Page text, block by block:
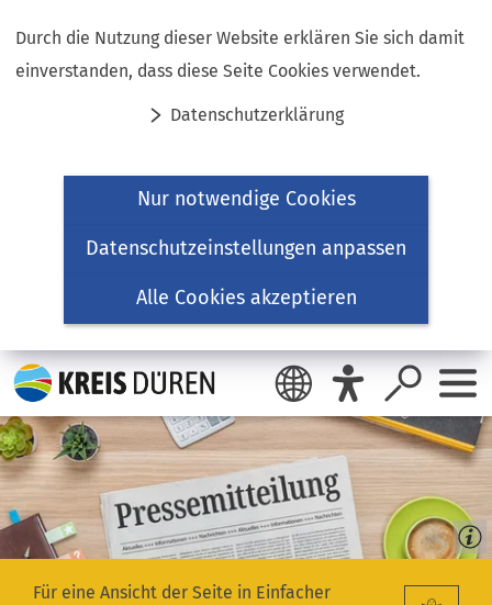
Durch die Nutzung dieser Website erklären Sie sich damit
einverstanden, dass diese Seite Cookies verwendet.
Datenschutzerklärung
Nur notwendige Cookies
Datenschutzeinstellungen anpassen
Alle Cookies akzeptieren
Inhalt anspringen
Für eine Ansicht der Seite in Einfacher